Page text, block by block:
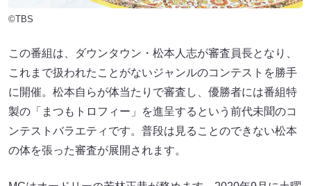
©TBS
この番組は、ダウンタウン・松本人志が審査員長となり、
これまで扱われたことがないジャンルのコンテストを勝手
に開催。松本自らが体当たりで審査し、優勝者には番組特
製の「まつもトロフィー」を進呈するという前代未聞のコ
ンテストバラエティです。普段は見ることのできない松本
の体を張った審査が展開されます。